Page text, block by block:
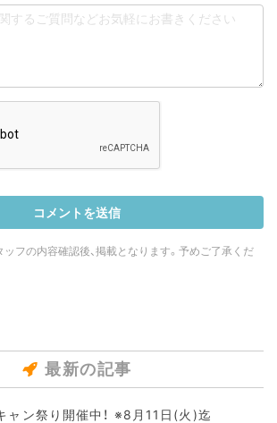
フの内容確認後、掲載となります。予めご了承くだ
最新の記事
ャン祭り開催中！ ※8月11日(火)迄